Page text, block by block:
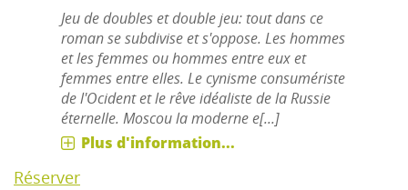
Jeu de doubles et double jeu: tout dans ce
roman se subdivise et s'oppose. Les hommes
et les femmes ou hommes entre eux et
femmes entre elles. Le cynisme consumériste
de l'Ocident et le rêve idéaliste de la Russie
éternelle. Moscou la moderne e[...]
Plus d'information...
Réserver